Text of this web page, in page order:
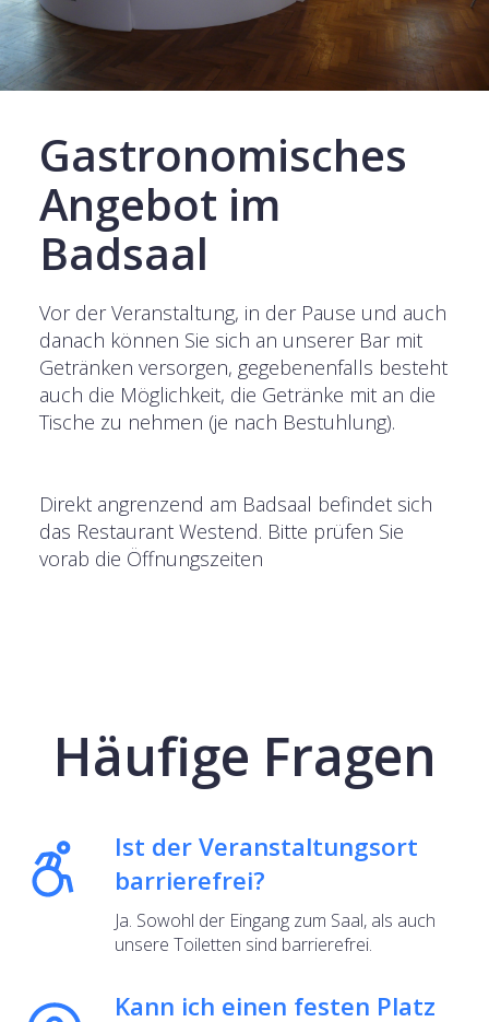
Gastronomisches
Angebot im
Badsaal
Vor der Veranstaltung, in der Pause und auch
danach können Sie sich an unserer Bar mit
Getränken versorgen, gegebenenfalls besteht
auch die Möglichkeit, die Getränke mit an die
Tische zu nehmen (je nach Bestuhlung).
Direkt angrenzend am Badsaal befindet sich
das Restaurant Westend. Bitte prüfen Sie
vorab die Öffnungszeiten
Häufige Fragen
Ist der Veranstaltungsort
barrierefrei?
Ja. Sowohl der Eingang zum Saal, als auch
unsere Toiletten sind barrierefrei.
Kann ich einen festen Platz